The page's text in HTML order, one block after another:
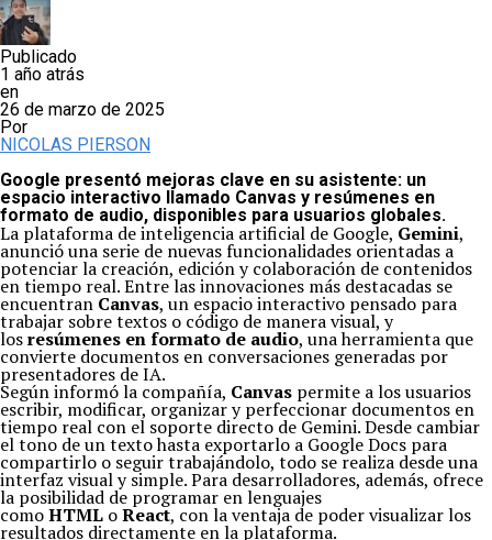
Publicado
1 año atrás
en
26 de marzo de 2025
Por
NICOLAS PIERSON
Google presentó mejoras clave en su asistente: un
espacio interactivo llamado Canvas y resúmenes en
formato de audio, disponibles para usuarios globales.
La plataforma de inteligencia artificial de Google, Gemini,
anunció una serie de nuevas funcionalidades orientadas a
potenciar la creación, edición y colaboración de contenidos
en tiempo real. Entre las innovaciones más destacadas se
encuentran Canvas, un espacio interactivo pensado para
trabajar sobre textos o código de manera visual, y
losresúmenes en formato de audio, una herramienta que
convierte documentos en conversaciones generadas por
presentadores de IA.
Según informó la compañía, Canvas permite a los usuarios
escribir, modificar, organizar y perfeccionar documentos en
tiempo real con el soporte directo de Gemini. Desde cambiar
el tono de un texto hasta exportarlo a Google Docs para
compartirlo o seguir trabajándolo, todo se realiza desde una
interfaz visual y simple. Para desarrolladores, además, ofrece
la posibilidad de programar en lenguajes
comoHTML oReact, con la ventaja de poder visualizar los
resultados directamente en la plataforma.